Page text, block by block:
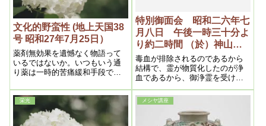
ますが、つまり顔がむくんで瞼
が重いとか、体全体が重いとか
です
文化的野蛮性 (地上天国38
号 昭和27年7月25日）
薬剤無効果を遺憾なく物語って
いるではないか。いつもいう通
り薬は一時的苦痛緩和手段であ
いささかもなく、彼の麻薬と同
様、薬中毒者が増えるだけであ
る。薬の方はこの位にしておい
て、次の手術であるが、之も勿
特別御面会 昭和二六年七
月八日 午後一時三十分よ
り約二時間 （於）神山
荘 上の間 ※その3
毒血が排除されるのであるから
結構で、霊が物質化したのが浄
血であるから、御浄霊を受ける
と、汚い血が出され、きれいな
血が増えてゆくのである。
栄光 メシヤ講座